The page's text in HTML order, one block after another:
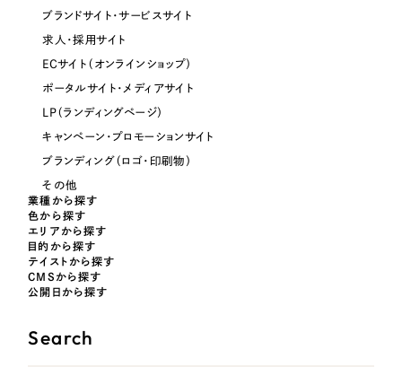
パープル・紫色
ピンク・桃色
ブランドサイト・サービスサイト
求人・採用サイト
ECサイト（オンラインショップ）
ポータルサイト・メディアサイト
LP（ランディングページ）
キャンペーン・プロモーションサイト
ブランディング（ロゴ・印刷物）
その他
業種から探す
色から探す
エリアから探す
目的から探す
テイストから探す
CMSから探す
公開日から探す
Search